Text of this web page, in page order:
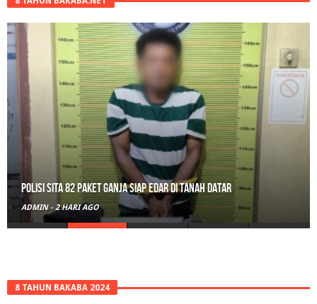
Polisi Sita 82 Paket Ganja Siap Edar di Tanah Datar
ADMIN - 2 HARI AGO
8 TAHUN BAKABA 2024